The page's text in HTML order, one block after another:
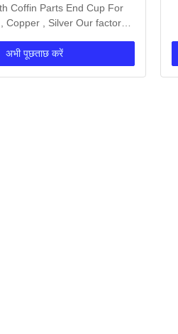
Coffin Parts End Cup For
Copper , Silver Our factory
अभी पूछताछ करें